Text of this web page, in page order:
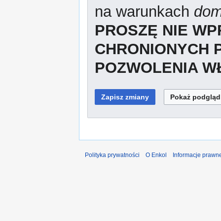
na warunkach
PROSZĘ NIE
CHRONIONYCH
POZWOLENIA
Polityka prywatności O Enkol Informacje